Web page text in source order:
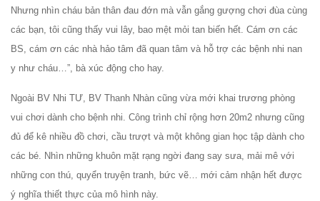
Nhưng nhìn cháu bản thân đau đớn mà vẫn gắng gượng chơi đùa cùng
các bạn, tôi cũng thấy vui lây, bao mệt mỏi tan biến hết. Cám ơn các
BS, cám ơn các nhà hảo tâm đã quan tâm và hỗ trợ các bệnh nhi nan
y như cháu…”, bà xúc động cho hay.
Ngoài BV Nhi TƯ, BV Thanh Nhàn cũng vừa mới khai trương phòng
vui chơi dành cho bệnh nhi. Công trình chỉ rộng hơn 20m2 nhưng cũng
đủ để kê nhiều đồ chơi, cầu trượt và một không gian học tập dành cho
các bé. Nhìn những khuôn mặt rạng ngời đang say sưa, mải mê với
những con thú, quyển truyện tranh, bức vẽ… mới cảm nhận hết được
ý nghĩa thiết thực của mô hình này.